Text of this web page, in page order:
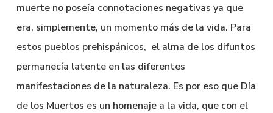
muerte no poseía connotaciones negativas ya que
era, simplemente, un momento más de la vida. Para
estos pueblos prehispánicos, el alma de los difuntos
permanecía latente en las diferentes
manifestaciones de la naturaleza. Es por eso que Día
de los Muertos es un homenaje a la vida, que con el